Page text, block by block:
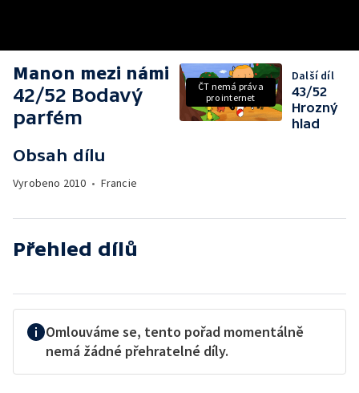
Manon mezi námi
42/52 Bodavý
parfém
Obsah dílu
Vyrobeno 2010 • Francie
ČT nemá práva
pro internet
Další díl
43/52
Hrozný
hlad
Přehled dílů
Omlouváme se, tento pořad momentálně
nemá žádné přehratelné díly.